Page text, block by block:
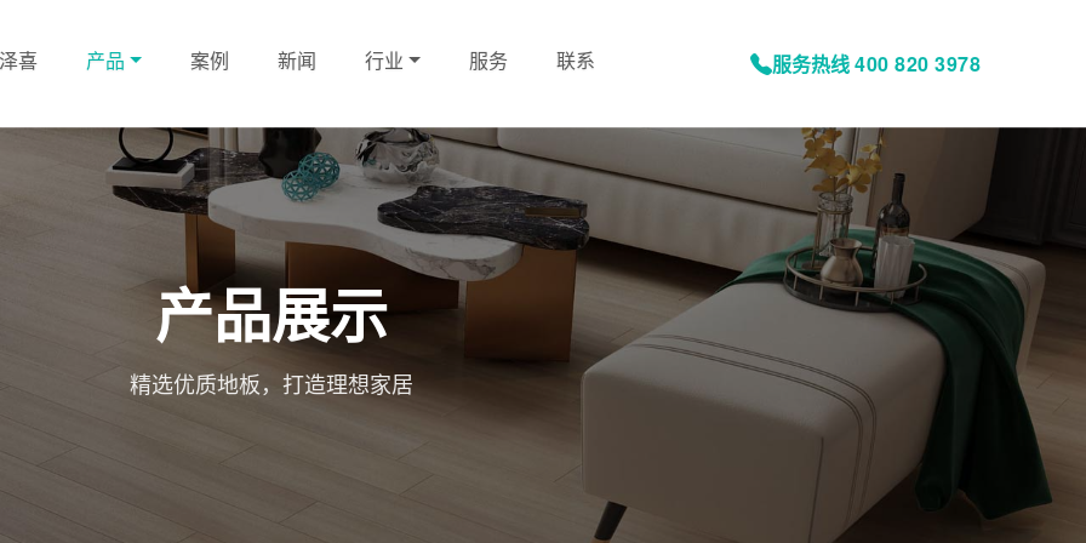
泽喜 产品 案例 新闻 行业 服务 联系 服务热线400 820 3978
产品展示
精选优质地板，打造理想家居